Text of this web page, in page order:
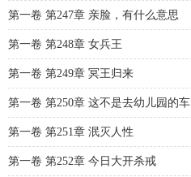
第一卷 第247章 亲脸，有什么意思
第一卷 第248章 女兵王
第一卷 第249章 冥王归来
第一卷 第250章 这不是去幼儿园的车
第一卷 第251章 泯灭人性
第一卷 第252章 今日大开杀戒